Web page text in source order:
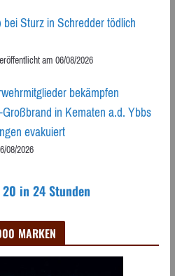
Sturz in Schredder tödlich
am 06/08/2026
bekämpfen
in Kematen a.d. Ybbs
evakuiert
08/2026
20 in 24 Stunden
MARKEN